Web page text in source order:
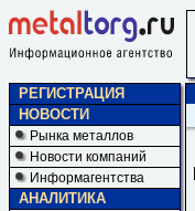
РЕГИСТРАЦИЯ
НОВОСТИ
Рынка металлов
Новости компаний
Информагентства
АНАЛИТИКА